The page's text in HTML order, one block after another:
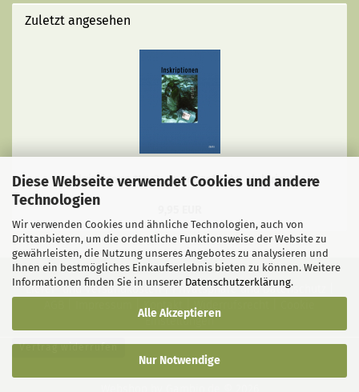
Diese Webseite verwendet Cookies und andere
Technologien
Wir verwenden Cookies und ähnliche Technologien, auch von
Drittanbietern, um die ordentliche Funktionsweise der Website zu
gewährleisten, die Nutzung unseres Angebotes zu analysieren und
Ihnen ein bestmögliches Einkaufserlebnis bieten zu können. Weitere
Informationen finden Sie in unserer Datenschutzerklärung.
Alle Akzeptieren
Nur Notwendige
Zuletzt angesehen
Inskriptionen No. 3 - mondgefleckt, elektrisch
Liefer- und Versandkosten|Privatsphäre und Datenschutz
Kontakt Widerrufsrecht
Einstellungen
Vertrag widerrufen